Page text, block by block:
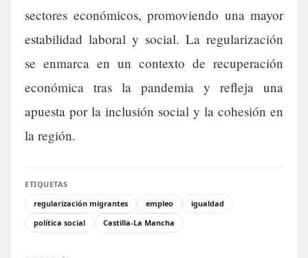
sectores económicos, promoviendo una mayor
estabilidad laboral y social. La regularización
se enmarca en un contexto de recuperación
económica tras la pandemia y refleja una
apuesta por la inclusión social y la cohesión en
la región.
ETIQUETAS
regularización migrantes
empleo
igualdad
política social
Castilla-La Mancha